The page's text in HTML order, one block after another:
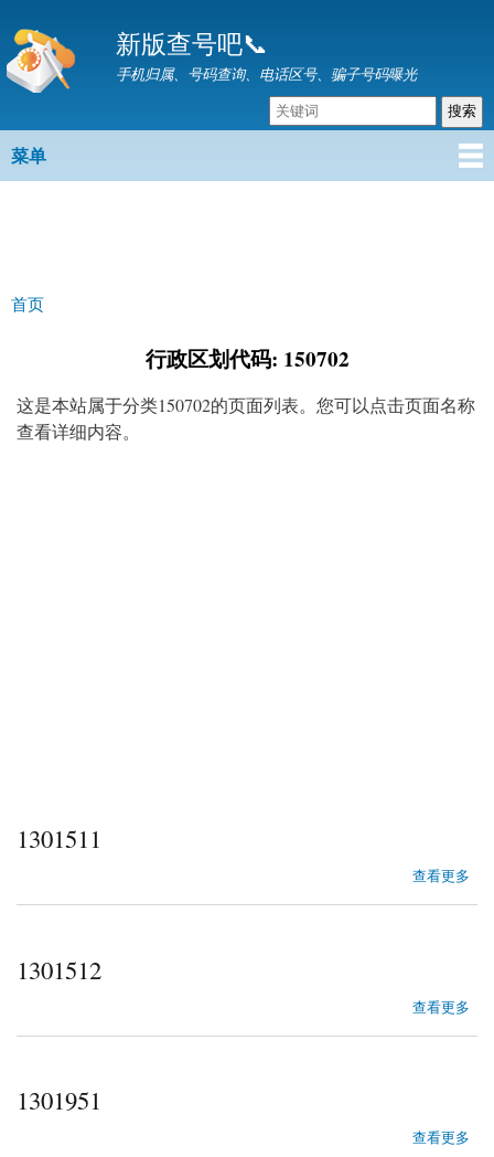
转
到
要
容
新版查号吧📞
手机归属、号码查询、电话区号、骗子号码曝光
主菜单
菜单
你在这里
首页
行政区划代码: 150702
这是本站属于分类150702的页面列表。您可以点击页面名称
查看详细内容。
1301511
查看更多
1301512
查看更多
1301951
查看更多